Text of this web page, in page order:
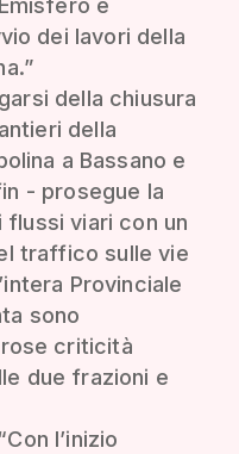
e
dei lavori della
della chiusura
della
a Bassano e
- prosegue la
viari con un
traffico sulle vie
Provinciale
sono
criticità
due frazioni e
l’inizio